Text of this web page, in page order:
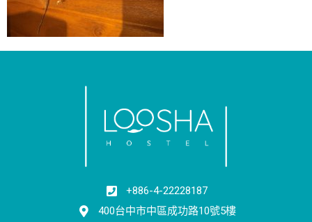
+886-4-22228187
400台中市中區成功路10號5樓